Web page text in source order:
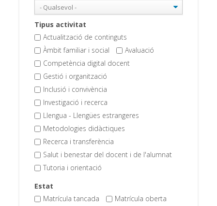
Tipus activitat
Actualització de continguts
Àmbit familiar i social
Avaluació
Competència digital docent
Gestió i organització
Inclusió i convivència
Investigació i recerca
Llengua - Llengües estrangeres
Metodologies didàctiques
Recerca i transferència
Salut i benestar del docent i de l'alumnat
Tutoria i orientació
Estat
Matrícula tancada
Matrícula oberta